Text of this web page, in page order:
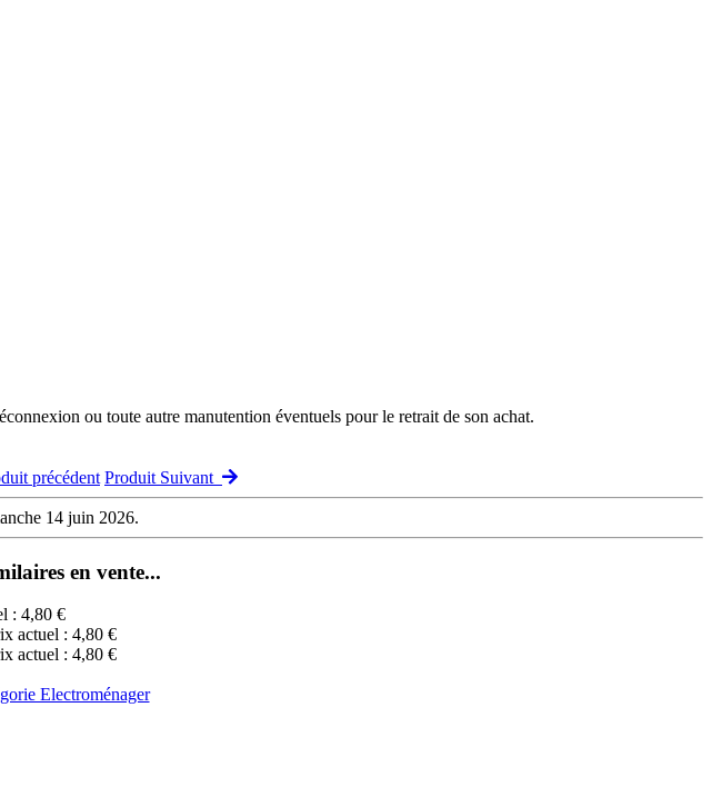
ou toute autre manutention éventuels pour le retrait de son achat.
précédent Produit Suivant
14 juin 2026.
en vente...
: 4,80 €
actuel : 4,80 €
actuel : 4,80 €
Electroménager